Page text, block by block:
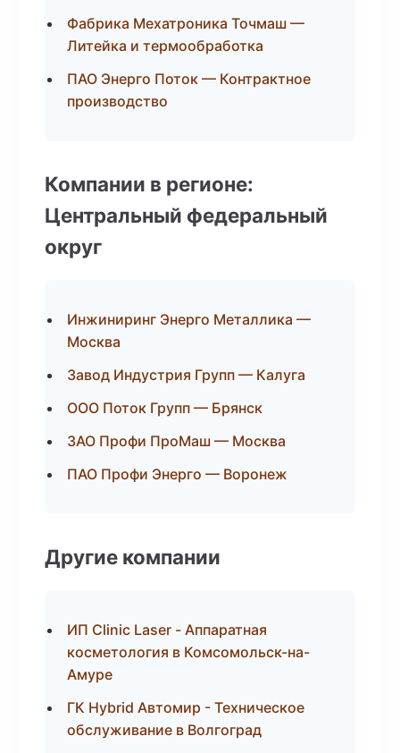
Фабрика Мехатроника Точмаш —
Литейка и термообработка
ПАО Энерго Поток — Контрактное
производство
Компании в регионе:
Центральный федеральный
округ
Инжиниринг Энерго Металлика —
Москва
Завод Индустрия Групп — Калуга
ООО Поток Групп — Брянск
ЗАО Профи ПроМаш — Москва
ПАО Профи Энерго — Воронеж
Другие компании
ИП Clinic Laser - Аппаратная
косметология в Комсомольск-на-
Амуре
ГК Hybrid Автомир - Техническое
обслуживание в Волгоград